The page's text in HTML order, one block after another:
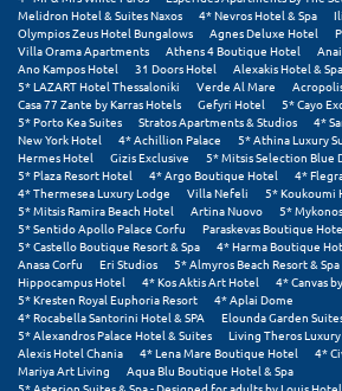
Melidron Hotel & Suites Naxos
4* Nevros Hotel & Spa
Olympios Zeus Hotel Bungalows
Agnes Deluxe Hotel
Villa Orama Apartments
Athens 4 Boutique Hotel
Ano Kampos Hotel
31 Doors Hotel Alexakis Hotel & Spa
5* LAZART Hotel Thessaloniki
Verde Al Mare
Casa 77 Zante by Karras Hotels
Gefyri Hotel
5* Cayo
5* Porto Kea Suites
Stratos Apartments & Studios
4*
New York Hotel
4* Achillion Palace 5* Athina Luxury
Hermes Hotel
Gizis Exclusive
5* Mitsis Selection Blue
5* Plaza Resort Hotel
4* Argo Boutique Hotel
4*
4* Thermesea Luxury Lodge
Villa Nefeli
5* Koukoumi
5* Mitsis Ramira Beach Hotel
Artina Nuovo
5*
5* Sentido Apollo Palace Corfu
Paraskevas Boutique
5* Castello Boutique Resort & Spa
4* Harma Boutique
Anasa Corfu
Eri Studios 5* Almyros Beach Resort & Spa
Hippocampus Hotel
4* Kos Aktis Art Hotel
4* Canvas
5* Kresten Royal Euphoria Resort
4* Aplai Dome
4* Rocabella Santorini Hotel & SPA
Elounda Garden
5* Alexandros Palace Hotel & Suites
Living Theros
Alexis Hotel Chania
4* Lena Mare Boutique Hotel
4*
Mariya Art Living
Aqua Blu Boutique Hotel & Spa